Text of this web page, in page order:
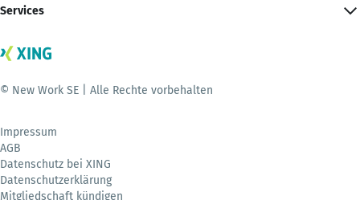
Services
© New Work SE | Alle Rechte vorbehalten
Impressum
AGB
Datenschutz bei XING
Datenschutzerklärung
Mitgliedschaft kündigen